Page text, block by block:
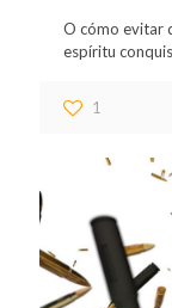
O cómo evitar
espíritu
1